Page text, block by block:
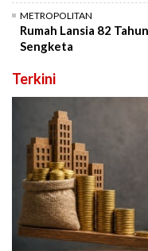
METROPOLITAN
Rumah Lansia 82
Sengketa
Terkini